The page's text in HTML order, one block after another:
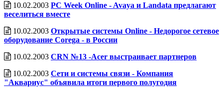
10.02.2003 PC Week Online - Avaya и Landata предлагают
веселиться вместе
10.02.2003 Открытые системы Online - Недорогое сетевое
оборудование Corega - в России
10.02.2003 CRN №13 -Acer выстраивает партнеров
10.02.2003 Сети и системы связи - Компания
"Аквариус" объявила итоги первого полугодия